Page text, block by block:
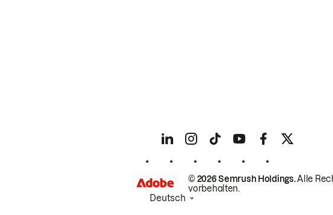
© 2026 Semrush Holdings.Alle
vorbehalten.
Deutsch